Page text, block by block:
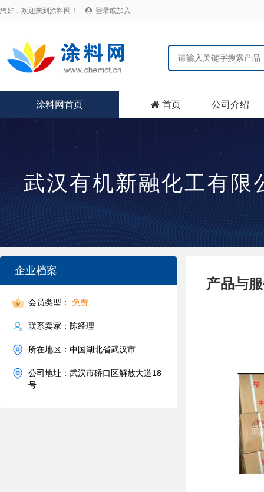
您好，欢迎来到涂料网！  登录或加入
涂料网首页  首页 公司介绍
武汉有机新融化工有限
企业档案
会员类型： 免费
联系卖家：陈经理
所在地区：中国湖北省武汉市
公司地址：武汉市硚口区解放大道18
号
产品与